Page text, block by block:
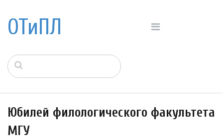
ОТиПЛ
Юбилей филологического факультета
МГУ